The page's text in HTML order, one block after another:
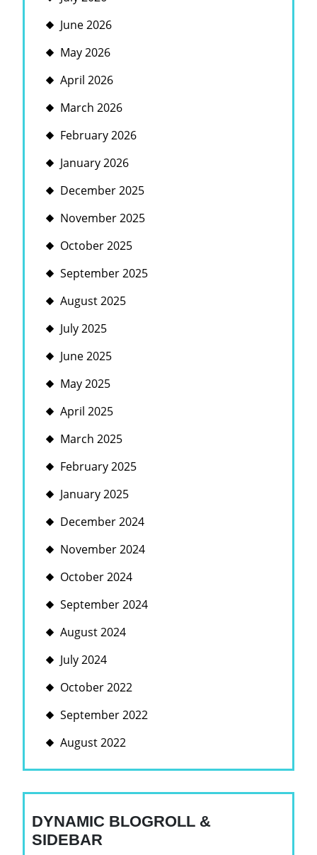
June 2026
May 2026
April 2026
March 2026
February 2026
January 2026
December 2025
November 2025
October 2025
September 2025
August 2025
July 2025
June 2025
May 2025
April 2025
March 2025
February 2025
January 2025
December 2024
November 2024
October 2024
September 2024
August 2024
July 2024
October 2022
September 2022
August 2022
DYNAMIC BLOGROLL &
SIDEBAR